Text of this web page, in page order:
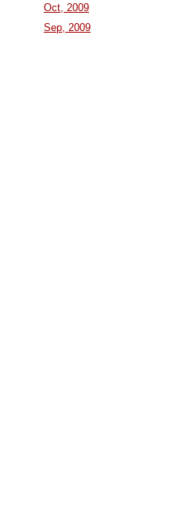
Oct, 2009
Sep, 2009